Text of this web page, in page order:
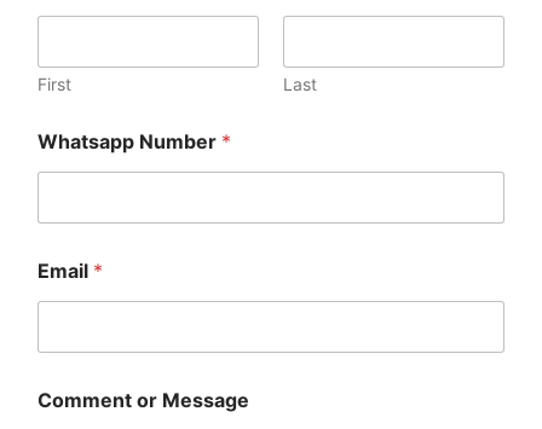
First Last
m
a
C
o
m
e
t
Whatsapp Number *
Email *
Comment or Message